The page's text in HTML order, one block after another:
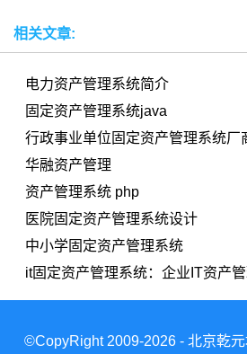
相关文章:
电力资产管理系统简介
固定资产管理系统java
行政事业单位固定资产管理系统厂
华融资产管理
资产管理系统 php
医院固定资产管理系统设计
中小学固定资产管理系统
it固定资产管理系统：企业IT资产
©CopyRight 2009-2026 - 北京乾